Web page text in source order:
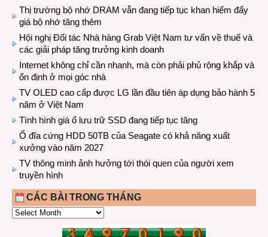
Thị trường bộ nhớ DRAM vẫn đang tiếp tục khan hiếm đẩy
giá bộ nhớ tăng thêm
Hội nghị Đối tác Nhà hàng Grab Việt Nam tư vấn về thuế và
các giải pháp tăng trưởng kinh doanh
Internet không chỉ cần nhanh, mà còn phải phủ rộng khắp và
ổn định ở mọi góc nhà
TV OLED cao cấp được LG lần đầu tiên áp dụng bảo hành 5
năm ở Việt Nam
Tình hình giá ổ lưu trữ SSD đang tiếp tục tăng
Ổ đĩa cứng HDD 50TB của Seagate có khả năng xuất
xưởng vào năm 2027
TV thông minh ảnh hưởng tới thói quen của người xem
truyền hình
CÁC BÀI TRONG THÁNG
CÁC